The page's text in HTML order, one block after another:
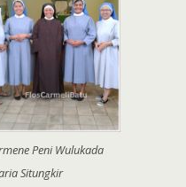
Peni Wulukada
Situngkir